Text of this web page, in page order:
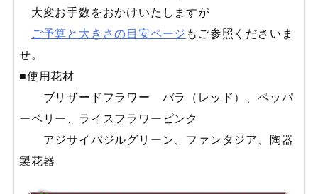
大変お手数をおかけいたしますが
ご予算と大きさの目安ページ もご参照くださいま
せ。
■使用花材
ブリザードフラワー バラ（レッド）、ペッパ
ーベリー、ライスフラワーピンク
アジサイバジルグリーン、ファンタジア、陶器
製花器